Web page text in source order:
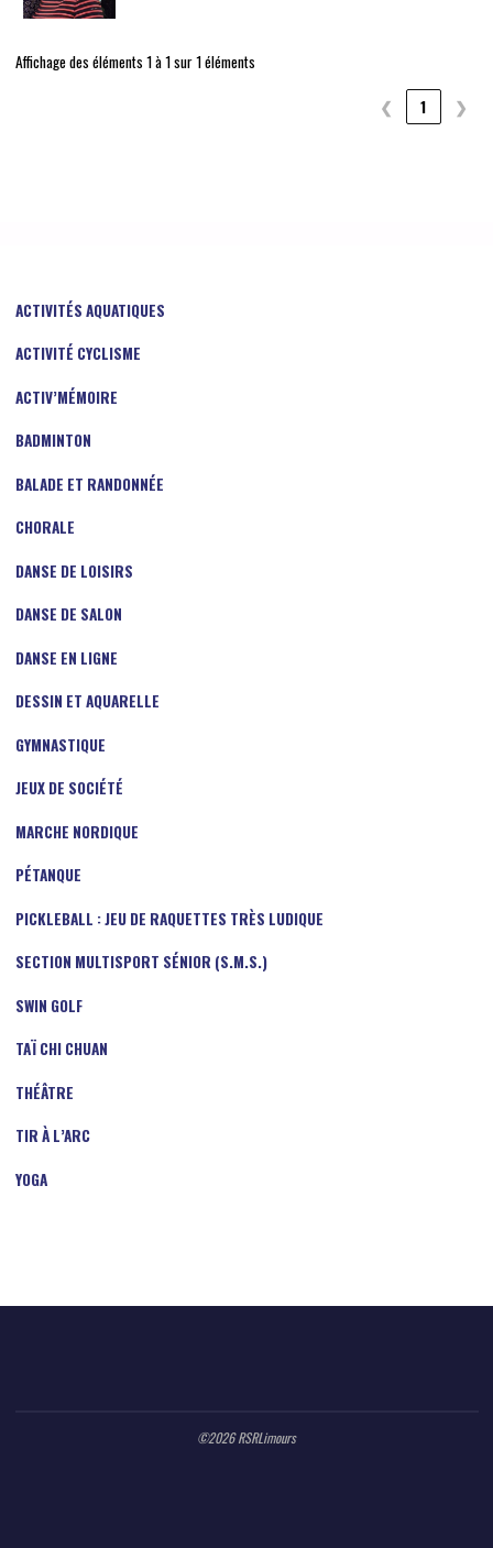
Affichage des éléments 1 à 1 sur 1 éléments
❮ 1 ❯
ACTIVITÉS AQUATIQUES
ACTIVITÉ CYCLISME
ACTIV’MÉMOIRE
BADMINTON
BALADE ET RANDONNÉE
CHORALE
DANSE DE LOISIRS
DANSE DE SALON
DANSE EN LIGNE
DESSIN ET AQUARELLE
GYMNASTIQUE
JEUX DE SOCIÉTÉ
MARCHE NORDIQUE
PÉTANQUE
PICKLEBALL : JEU DE RAQUETTES TRÈS LUDIQUE
SECTION MULTISPORT SÉNIOR (S.M.S.)
SWIN GOLF
TAÏ CHI CHUAN
THÉÂTRE
TIR À L’ARC
YOGA
©2026 RSRLimours